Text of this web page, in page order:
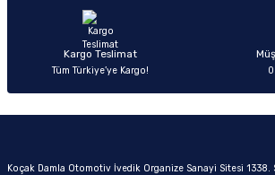
Kargo Teslimat
Tüm Türkiye’ye Kargo!
Koçak Damla Otomotiv İvedik Organize Sanayi Sitesi 1338.